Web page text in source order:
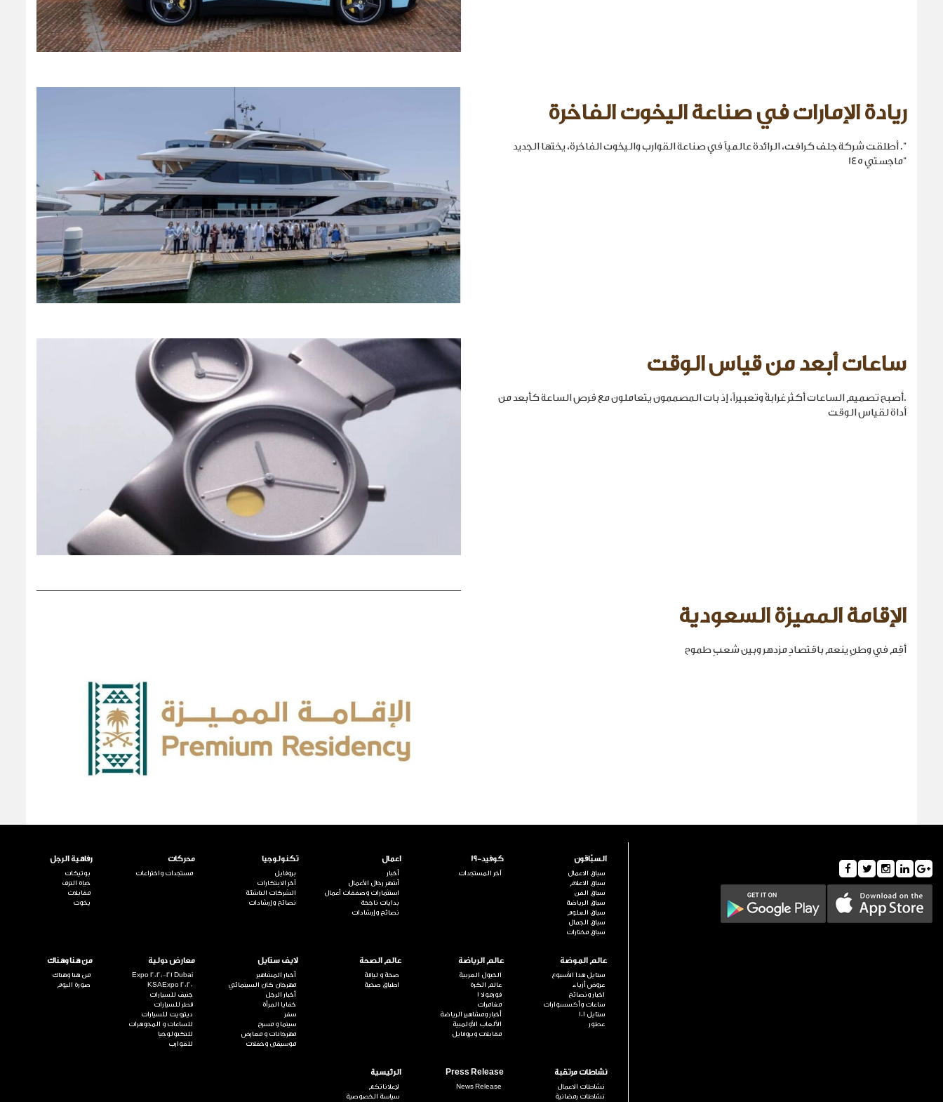
ريادة الإمارات في صناعة اليخوت الفاخرة
". أطلقت شركة جلف كرافت، الرائدة عالمياً في صناعة القوارب واليخوت الفاخرة، يختها الجديد
"ماجستي 145
ساعات أبعد من قياس الوقت
.أصبح تصميم الساعات أكثر غرابةً وتعبيراً، إذ بات المصممون يتعاملون مع قرص الساعة كأبعد من
أداة لقياس الوقت
الإقامة المميزة السعودية
أقِم في وطنٍ ينعم باقتصادٍ مزدهر وبين شعبٍ طموح
السبّاقون
سباق الاعمال
سباق الاعلام
سباق الفن
سباق الرياضة
سباق العلوم
سباق الجمال
سباق مختارات
كوفيد-19
آخر المستجدات
اعمال
أخبار
أشهر رجال الأعمال
استثمارات وصفقات أعمال
بدايات ناجحة
نصائح وإرشادات
تكنولوجيا
بروفايل
آخر الابتكارات
الشركات الناشئة
نصائح وإرشادات
محركات
مستجدات واختراعات
رفاهية الرجل
بوتيكات
حياة الترف
مقابلات
يخوت
عالم الموضة
ستايل هذا الأسبوع
عروض أزياء
اخبار ونصائح
ساعات وأكسسوارات
ستايل 101
عطور
عالم الرياضة
الخيول العربية
عالم الكرة
فورمولا 1
مغامرات
أخبار ومشاهير الرياضة
الألعاب الأولمبية
مقابلات وبروفايل
عالم الصحة
صحة و لياقة
اطباق صحية
لايف ستايل
أخبار المشاهير
مهرجان كان السينمائي
أخبار الرجل
خفايا المرأة
سفر
سينما و مسرح
مهرجانات و معارض
موسيقى وحفلات
معارض دولية
Expo 2020-21 Dubai
KSAExpo 2020
جنيف للسيارات
قطر للسيارات
ديترويت للسيارات
للساعات و المجوهرات
للتكنولوجيا
للقوارب
من هنا وهناك
من هنا وهناك
صورة اليوم
نشاطات مرتقبة
نشاطات الاعمال
نشاطات رمضانية
Press Release
News Release
الرئيسية
لإعلاناتكم
سياسة الخصوصية